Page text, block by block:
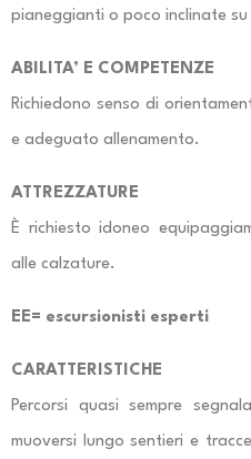
pianeggianti o poco inclinate su
ABILITA’ E COMPETENZE
Richiedono senso di
e adeguato allenamento.
ATTREZZATURE
È richiesto idoneo
alle calzature.
EE= escursionisti esperti
CARATTERISTICHE
Percorsi quasi sempre
muoversi lungo sentieri e